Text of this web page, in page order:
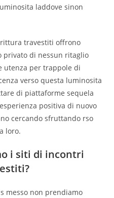
laddove sinon
travestiti offrono
privato di nessun ritaglio
utenza per trappole di
verso questa luminosita
di piattaforme sequela
positiva di nuovo
cercando sfruttando rso
loro.
i siti di incontri
messo non prendiamo